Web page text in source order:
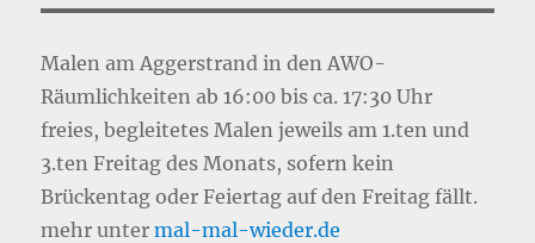
Malen am Aggerstrand in den AWO-
Räumlichkeiten ab 16:00 bis ca. 17:30 Uhr
freies, begleitetes Malen jeweils am 1.ten und
3.ten Freitag des Monats, sofern kein
Brückentag oder Feiertag auf den Freitag fällt.
mehr untermal-mal-wieder.de